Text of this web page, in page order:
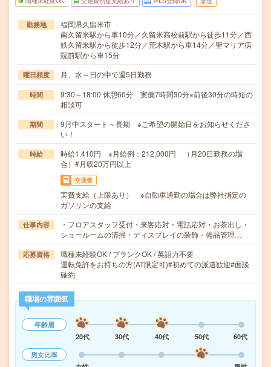
勤務地
福岡県久留米市
南久留米駅から車10分／久留米高校前駅から徒歩11分／西
鉄久留米駅から徒歩12分／荒木駅から車14分／聖マリア病
院前駅から車15分
曜日頻度 月、水～日の中で週5日勤務
時間
9:30～18:00 休憩60分 実働7時間30分※前後30分の時短の
相談可
期間
9月中スタート～長期 ※ご希望の開始日をお知らせくださ
い！
時給
時給1,410円 ※月給例：212,000円 （月20日勤務の場
合）#月収20万円以上
交通費
実費支給（上限あり） ※自動車通勤の場合は弊社指定の
ガソリンの支給
仕事内容
・フロアスタッフ受付・来客応対・電話応対・お茶出し・
ショールームの清掃・ディスプレイの装飾・備品管理…
応募資格
職種未経験OK / ブランクOK / 英語力不要
運転免許をお持ちの方(AT限定可)#初めての派遣歓迎#面談
確約
職場の雰囲気
年齢層
20代
30代 40代 50代
60代
男女比率